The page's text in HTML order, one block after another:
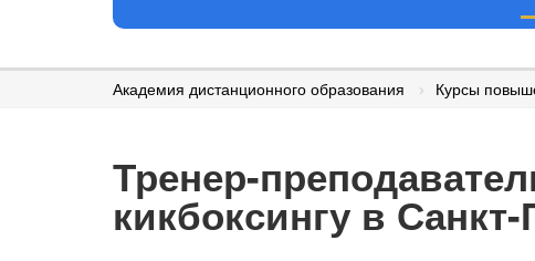
Академия дистанционного образования Курсы
Тренер-
кикбоксингу в